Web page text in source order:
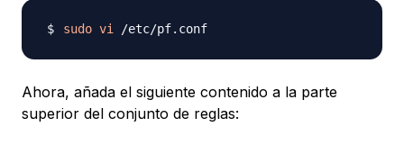
sudo vi
Ahora, añada el siguiente contenido a la parte
superior del conjunto de reglas: